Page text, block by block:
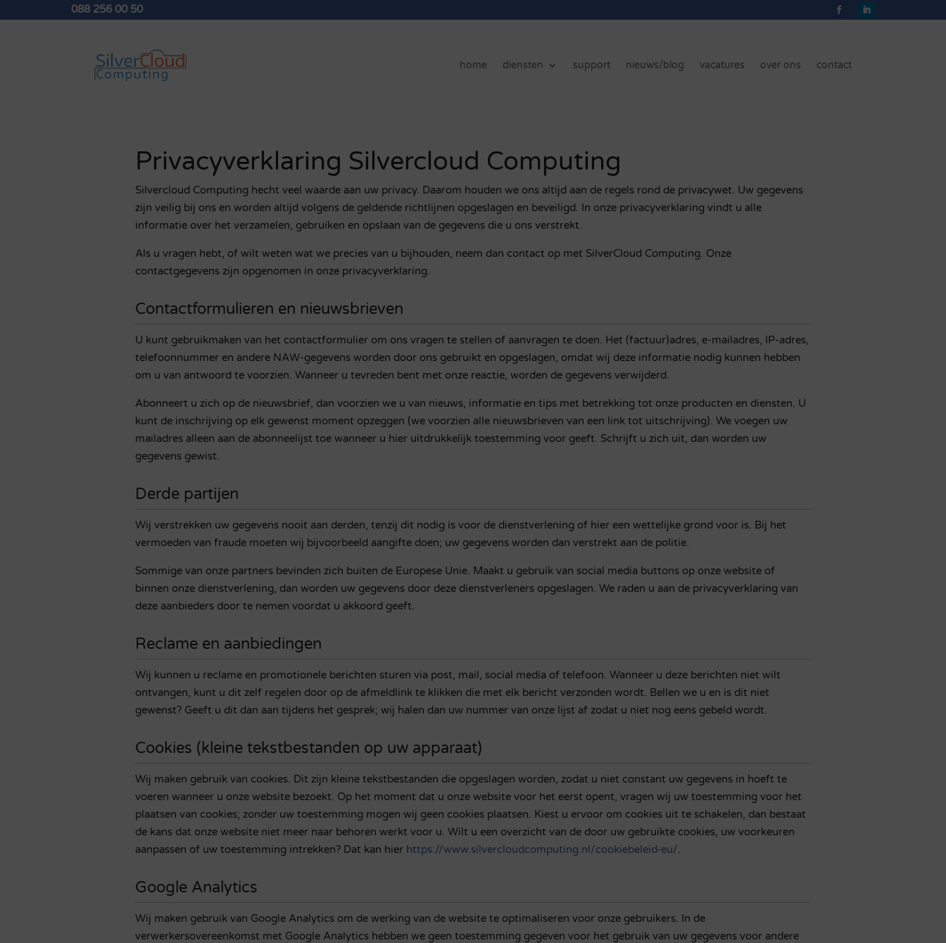
088 256 00 50
home diensten support nieuws/blog vacatures over ons contact
Privacyverklaring Silvercloud Computing
Silvercloud Computing hecht veel waarde aan uw privacy. Daarom houden we ons altijd aan de regels rond de privacywet. Uw gegevens
zijn veilig bij ons en worden altijd volgens de geldende richtlijnen opgeslagen en beveiligd. In onze privacyverklaring vindt u alle
informatie over het verzamelen, gebruiken en opslaan van de gegevens die u ons verstrekt.
Als u vragen hebt, of wilt weten wat we precies van u bijhouden, neem dan contact op met SilverCloud Computing. Onze
contactgegevens zijn opgenomen in onze privacyverklaring.
Contactformulieren en nieuwsbrieven
U kunt gebruikmaken van het contactformulier om ons vragen te stellen of aanvragen te doen. Het (factuur)adres, e-mailadres, IP-adres,
telefoonnummer en andere NAW-gegevens worden door ons gebruikt en opgeslagen, omdat wij deze informatie nodig kunnen hebben
om u van antwoord te voorzien. Wanneer u tevreden bent met onze reactie, worden de gegevens verwijderd.
Abonneert u zich op de nieuwsbrief, dan voorzien we u van nieuws, informatie en tips met betrekking tot onze producten en diensten. U
kunt de inschrijving op elk gewenst moment opzeggen (we voorzien alle nieuwsbrieven van een link tot uitschrijving). We voegen uw
mailadres alleen aan de abonneelijst toe wanneer u hier uitdrukkelijk toestemming voor geeft. Schrijft u zich uit, dan worden uw
gegevens gewist.
Derde partijen
Wij verstrekken uw gegevens nooit aan derden, tenzij dit nodig is voor de dienstverlening of hier een wettelijke grond voor is. Bij het
vermoeden van fraude moeten wij bijvoorbeeld aangifte doen; uw gegevens worden dan verstrekt aan de politie.
Sommige van onze partners bevinden zich buiten de Europese Unie. Maakt u gebruik van social media buttons op onze website of
binnen onze dienstverlening, dan worden uw gegevens door deze dienstverleners opgeslagen. We raden u aan de privacyverklaring van
deze aanbieders door te nemen voordat u akkoord geeft.
Reclame en aanbiedingen
Wij kunnen u reclame en promotionele berichten sturen via post, mail, social media of telefoon. Wanneer u deze berichten niet wilt
ontvangen, kunt u dit zelf regelen door op de afmeldlink te klikken die met elk bericht verzonden wordt. Bellen we u en is dit niet
gewenst? Geeft u dit dan aan tijdens het gesprek; wij halen dan uw nummer van onze lijst af zodat u niet nog eens gebeld wordt.
Cookies (kleine tekstbestanden op uw apparaat)
Wij maken gebruik van cookies. Dit zijn kleine tekstbestanden die opgeslagen worden, zodat u niet constant uw gegevens in hoeft te
voeren wanneer u onze website bezoekt. Op het moment dat u onze website voor het eerst opent, vragen wij uw toestemming voor het
plaatsen van cookies; zonder uw toestemming mogen wij geen cookies plaatsen. Kiest u ervoor om cookies uit te schakelen, dan bestaat
de kans dat onze website niet meer naar behoren werkt voor u. Wilt u een overzicht van de door uw gebruikte cookies, uw voorkeuren
aanpassen of uw toestemming intrekken? Dat kan hier https://www.silvercloudcomputing.nl/cookiebeleid-eu/
Google Analytics
Wij maken gebruik van Google Analytics om de werking van de website te optimaliseren voor onze gebruikers. In de
verwerkersovereenkomst met Google Analytics hebben we geen toestemming gegeven voor het gebruik van uw gegevens voor andere